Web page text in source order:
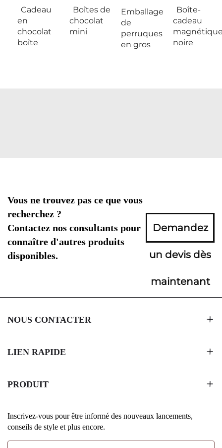
Cadeau
en
chocolat
boîte
Boîtes de
chocolat
mini
Emballage
de
perruques
en gros
Boîte-
cadeau
noire
Vous ne trouvez pas ce que vous
recherchez ?
Contactez nos consultants pour
connaître d'autres produits
disponibles.
Demandez
un devis dès
maintenant
NOUS CONTACTER
LIEN RAPIDE
PRODUIT
Inscrivez-vous pour être informé des nouveaux lancements,
conseils de style et plus encore.